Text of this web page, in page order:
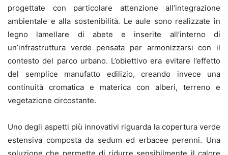
progettate con particolare attenzione all’integrazione
ambientale e alla sostenibilità. Le aule sono realizzate in
legno lamellare di abete e inserite all’interno di
un’infrastruttura verde pensata per armonizzarsi con il
contesto del parco urbano. L’obiettivo era evitare l’effetto
del semplice manufatto edilizio, creando invece una
continuità cromatica e materica con alberi, terreno e
vegetazione circostante.
Uno degli aspetti più innovativi riguarda la copertura verde
estensiva composta da sedum ed erbacee perenni. Una